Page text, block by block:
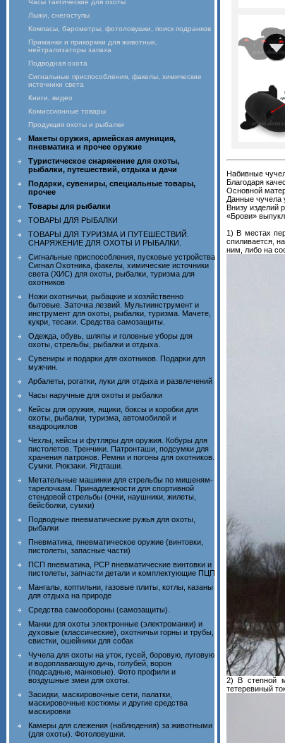
Часы тактические для охоты
Лыжи, снегоступы
Компасы, барометры, фотоловушки, поиск подранков
Приманки и прикормки для животных,
нейтрализаторы запаха
Подводная охота
Сигнальные приспособления, факелы, химические
источники света
Книги, видео
Комиссионные товары
Продукция охоты и рыбалки
Макеты оружия, армейская амуниция,
пневматика и прочее оружие
Туристическое снаряжение для охоты,
рыбалки, путешествий, отдыха и дачи
Подарки, сувениры, специальные товары,
прочее
Товары для рыбалки
ТОВАРЫ ДЛЯ РЫБАЛКИ
ТОВАРЫ ДЛЯ ТУРИЗМА И ПУТЕШЕСТВИЙ.
СНАРЯЖЕНИЕ ДЛЯ ОХОТЫ И РЫБАЛКИ.
Сигнальные приспособления, пусковые устройства
Сигнал Охотника, факелы, химические источники
света (ХИС) для охоты, рыбалки, туризма для
охотников
Ножи охотничьи, рыбацкие и хозяйственно
бытовые. Заточка лезвий. Мультиинструмент и
инструмент для охоты, рыбалки, туризма. Мачете,
кукри, тесаки. Средства самозащиты.
Одежда, обувь, шляпы и головные уборы для
охоты, стрельбы, рыбалки и отдыха.
Сувениры и подарки для охотников. Подарки для
мужчин.
Арбалеты, рогатки, луки для отдыха и развлечений
Часы наручные для охоты и рыбалки
Кейсы для оружия, ящики, боксы и коробки для
охоты, рыбалки, туризма, автомобилей и
квадроциклов
Чехлы, кейсы и футляры для оружия. Кобуры для
пистолетов. Тренчики. Патронташи, подсумки для
хранения патронов. Ремни и погоны для охотников.
Сумки. Рюкзаки. Ягдташи.
Метательные машинки для стрельбы по мишеням-
тарелочкам. Принадлежности для спортивной
стендовой стрельбы (очки, наушники, жилеты,
бейсболки, сумки)
Подводные пневматические ружья для охоты,
рыбалки
Пневматика, пневматическое оружие (винтовки,
пистолеты, запасные части)
ПСП пневматика, PCP пневматические винтовки и
пистолеты, запчасти детали и комплектующие ПЦП
Мангалы, коптильни, газовые плиты, котлы, казаны
для отдыха на природе
Средства самообороны (самозащиты).
Манки для охоты электронные (электроманки) и
духовые (классические), охотничьи горны и трубы,
свистки, ошейники для собак
Чучела для охоты на уток, гусей, боровую, луговую
и водоплавающую дичь, голубей, ворон
(подсадные, манковые). Фото профили и
воздушные змеи для охоты.
Засидки, маскировочные сети, палатки,
маскировочные костюмы и другие средства
маскировки
Камеры для слежения (наблюдения) за животными
(для охоты). Фотоловушки.
Набивные
Благодаря
Основной
Данные чучела
Внизу изделий
«Брови»
1) В местах
спиливается,
ним, либо на
2) В степной
тетеревиный